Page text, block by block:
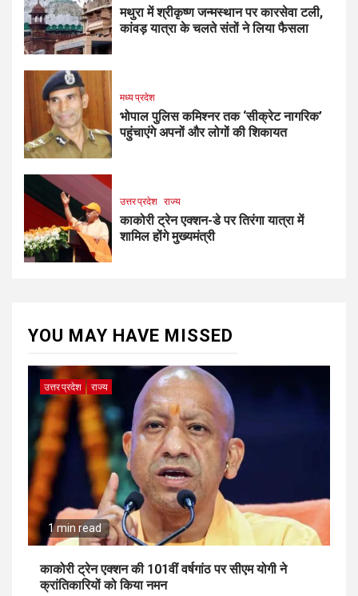
मथुरा में श्रीकृष्ण जन्मस्थान पर कारसेवा टली,
कांवड़ यात्रा के चलते संतों ने लिया फैसला
मध्य प्रदेश
भोपाल पुलिस कमिश्नर तक ‘सीक्रेट नागरिक’
पहुंचाएंगे अपनों और लोगों की शिकायत
उत्तर प्रदेश राज्य
काकोरी ट्रेन एक्शन-डे पर तिरंगा यात्रा में
शामिल होंगे मुख्यमंत्री
YOU MAY HAVE MISSED
उत्तर प्रदेश राज्य
1 min read
काकोरी ट्रेन एक्शन की 101वीं वर्षगांठ पर सीएम योगी ने
क्रांतिकारियों को किया नमन